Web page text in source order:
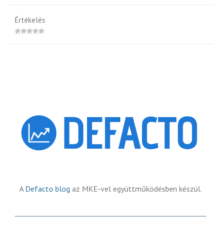
Értékelés
A Defacto blog az MKE-vel együttműködésben készül.